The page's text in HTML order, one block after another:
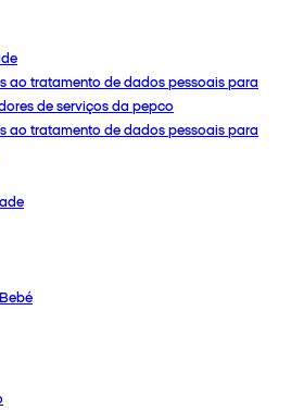
ao tratamento de dados pessoais para
de serviços da pepco
ao tratamento de dados pessoais para